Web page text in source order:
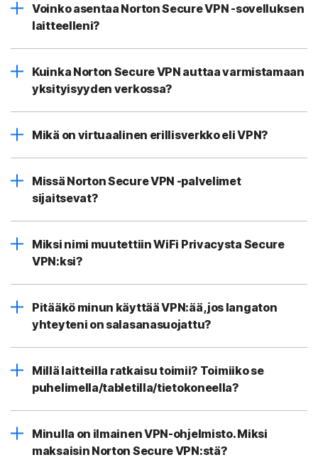
Voinko asentaa Norton Secure VPN -sovelluksen
laitteelleni?
Kuinka Norton Secure VPN auttaa varmistamaan
yksityisyyden verkossa?
Mikä on virtuaalinen erillisverkko eli VPN?
Missä Norton Secure VPN -palvelimet
sijaitsevat?
Miksi nimi muutettiin WiFi Privacysta Secure
VPN:ksi?
Pitääkö minun käyttää VPN:ää, jos langaton
yhteyteni on salasanasuojattu?
Millä laitteilla ratkaisu toimii? Toimiiko se
puhelimella/tabletilla/tietokoneella?
Minulla on ilmainen VPN-ohjelmisto. Miksi
maksaisin Norton Secure VPN:stä?